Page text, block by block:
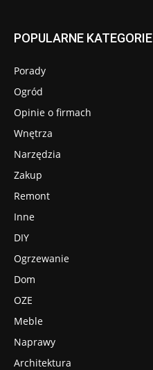
POPULARNE KATEGORIE
Porady
Ogród
Opinie o firmach
Wnętrza
Narzędzia
Zakup
Remont
Inne
DIY
Ogrzewanie
Dom
OZE
Meble
Naprawy
Architektura